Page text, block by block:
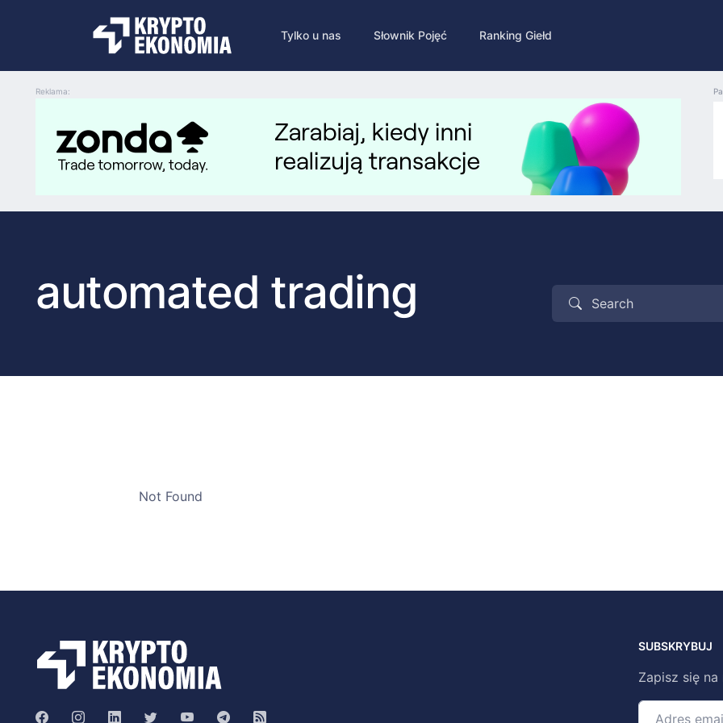
Tylko u nas Słownik Pojęć Ranking Giełd
Reklama:
automated trading
Not Found
SUBSKRYBUJ
Zapisz się